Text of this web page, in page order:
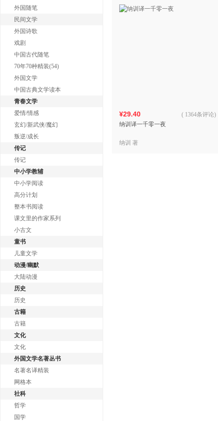
外国随笔
民间文学
外国诗歌
戏剧
中国古代随笔
70年70种精装(54)
外国文学
中国古典文学读本
青春文学
爱情/情感
玄幻/新武侠/魔幻
叛逆/成长
传记
传记
中小学教辅
中小学阅读
高分计划
整本书阅读
课文里的作家系列
小古文
童书
儿童文学
动漫/幽默
大陆动漫
历史
历史
古籍
古籍
文化
文化
外国文学名著丛书
名著名译精装
网格本
社科
哲学
国学
¥29.40
纳训译一千零一夜
( 1364条评论)
纳训 著